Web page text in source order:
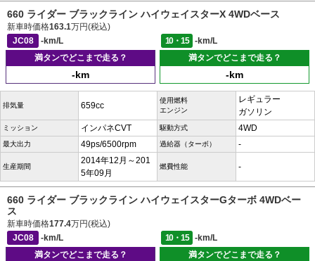
660 ライダー ブラックライン ハイウェイスターX 4WDベース
新車時価格163.1万円(税込)
JC08
-km/L 10・15
-km/L
満タンでどこまで走る？
-km
満タンでどこまで走る？
-km
排気量 659cc
使用燃料
エンジン
レギュラー
ガソリン
ミッション インパネCVT 駆動方式 4WD
最大出力 49ps/6500rpm 過給器（ターボ） -
生産期間
2014年12月～201
5年09月
燃費性能 -
660 ライダー ブラックライン ハイウェイスターGターボ 4WDベー
ス
新車時価格177.4万円(税込)
JC08
-km/L 10・15
-km/L
満タンでどこまで走る？
満タンでどこまで走る？